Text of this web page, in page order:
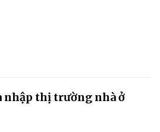
nhập thị trường nhà ở